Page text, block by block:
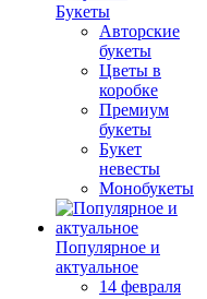
Букеты
Авторские
букеты
Цветы в
коробке
Премиум
букеты
Букет
невесты
Монобукеты
Популярное и
актуальное
14 февраля